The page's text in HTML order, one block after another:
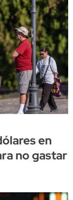
en
no gastar